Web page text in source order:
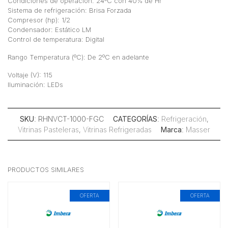
Sistema de refrigeración: Brisa Forzada
Compresor (hp): 1/2
Condensador: Estático LM
Control de temperatura: Digital
Rango Temperatura (ºC): De 2ºC en adelante
Voltaje (V): 115
Iluminación: LEDs
SKU: RHNVCT-1000-FGC CATEGORÍAS: Refrigeración,
Vitrinas Pasteleras, Vitrinas Refrigeradas Marca: Masser
PRODUCTOS SIMILARES
OFERTA OFERTA